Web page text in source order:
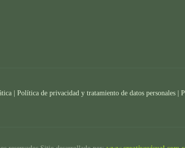
Política de privacidad y tratamiento de datos personales |